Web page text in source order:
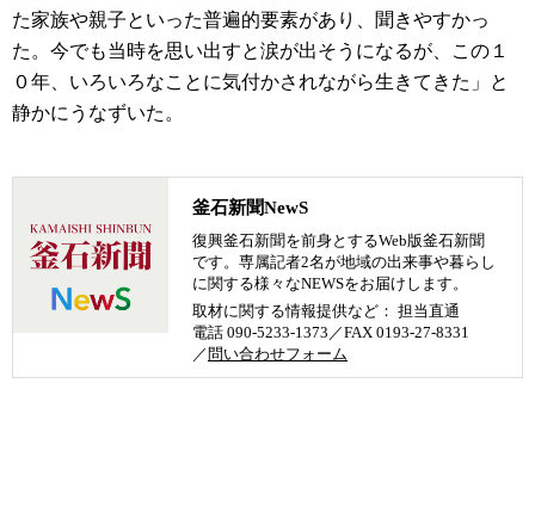
た家族や親子といった普遍的要素があり、聞きやすかっ
た。今でも当時を思い出すと涙が出そうになるが、この１
０年、いろいろなことに気付かされながら生きてきた」と
静かにうなずいた。
釜石新聞NewS
復興釜石新聞を前身とするWeb版釜石新聞
です。専属記者2名が地域の出来事や暮らし
に関する様々なNEWSをお届けします。
取材に関する情報提供など： 担当直通
電話 090-5233-1373／FAX 0193-27-8331
／問い合わせフォーム